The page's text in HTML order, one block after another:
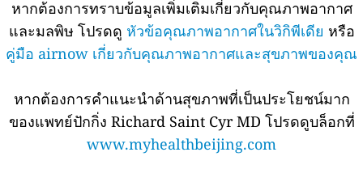
หากต้องการทราบข้อมูลเพิ่มเติมเกี่ยวกับคุณภาพอากาศ
และมลพิษ โปรดดู หัวข้อคุณภาพอากาศในวิกิพีเดีย หรือ
คู่มือ airnow เกี่ยวกับคุณภาพอากาศและสุขภาพของคุณ
หากต้องการคำแนะนำด้านสุขภาพที่เป็นประโยชน์มาก
ของแพทย์ปักกิ่ง Richard Saint Cyr MD โปรดดูบล็อกที่
www.myhealthbeijing.com